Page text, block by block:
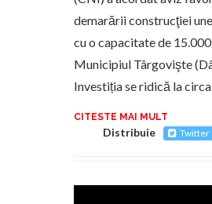
demarării construcţiei
cu o capacitate de
Municipiul Târgovişte
Investiția se ridică la
CITESTE MAI MULT
Distribuie Twitter